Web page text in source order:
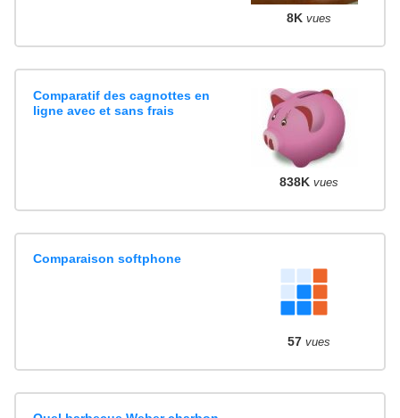
8K vues
Comparatif des cagnottes en
ligne avec et sans frais
838K vues
Comparaison softphone
57 vues